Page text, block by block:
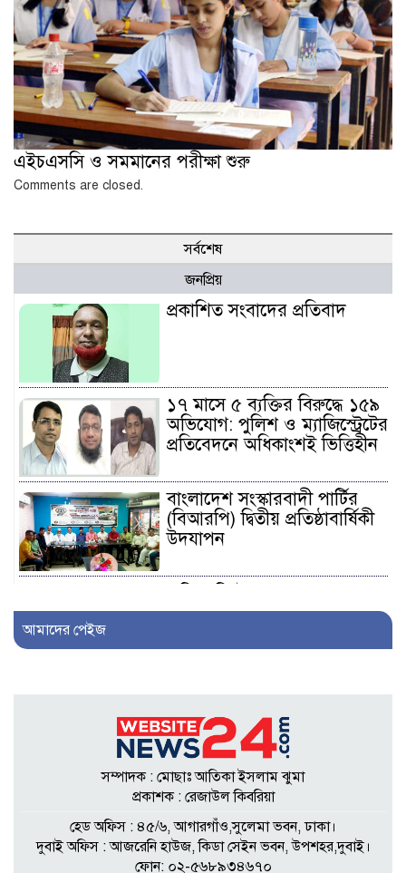
এইচএসসি ও সমমানের পরীক্ষা শুরু
Comments are closed.
সর্বশেষ
জনপ্রিয়
প্রকাশিত সংবাদের প্রতিবাদ
১৭ মাসে ৫ ব্যক্তির বিরুদ্ধে ১৫৯
অভিযোগ: পুলিশ ও ম্যাজিস্ট্রেটের
প্রতিবেদনে অধিকাংশই ভিত্তিহীন
বাংলাদেশ সংস্কারবাদী পার্টির
(বিআরপি) দ্বিতীয় প্রতিষ্ঠাবার্ষিকী
উদযাপন
ঘোষণার দাবি, আলোচনায়
সম্পাদককে!
শিকলবাহা জলাবদ্ধতা নিরসনে
মাঠে ইউপি সদস্য নুরুল ইসলাম
আমাদের পেইজ
সম্পাদক : মোছাঃ আতিকা ইসলাম ঝুমা
প্রকাশক : রেজাউল কিবরিয়া
হেড অফিস : ৪৫/৬, আগারগাঁও,সুলেমা ভবন, ঢাকা।
দুবাই অফিস : আজরেনি হাউজ, কিডা সেইন ভবন, উপশহর,দুবাই।
ফোন: ০২-৫৬৮৯৩৪৬৭০